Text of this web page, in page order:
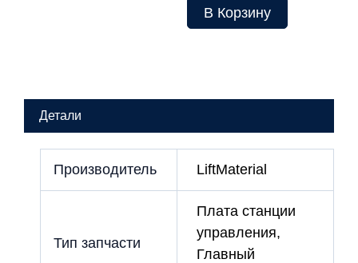
(плата)
групповой
2XT/GST)
В Корзину
Детали
Производитель LiftMaterial
Тип запчасти
Плата станции
управления,
Главный